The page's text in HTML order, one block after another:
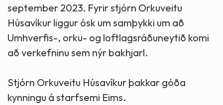
september 2023. Fyrir stjórn Orkuveitu
Húsavíkur liggur ósk um samþykki um að
Umhverfis-, orku- og loftlagsráðuneytið komi
að verkefninu sem nýr bakhjarl.
Stjórn Orkuveitu Húsavíkur þakkar góða
kynningu á starfsemi Eims.